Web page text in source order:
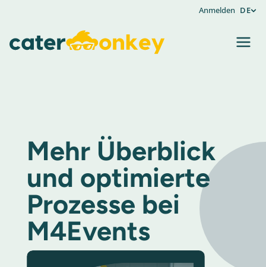
Anmelden DE
Mehr Überblick
und optimierte
Prozesse bei
M4Events